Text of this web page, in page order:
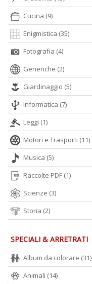
Cucina (9)
Enigmistica (35)
Fotografia (4)
Generiche (2)
Giardinaggio (5)
Informatica (7)
Leggi (1)
Motori e Trasporti (11)
Musica (5)
Raccolte PDF (1)
Scienze (3)
Storia (2)
SPECIALI & ARRETRATI
Album da colorare (31)
Animali (14)